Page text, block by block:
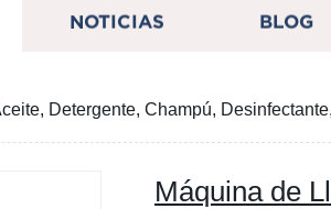
NOTICIAS BLOG
Detergente, Champú,
Máquina de